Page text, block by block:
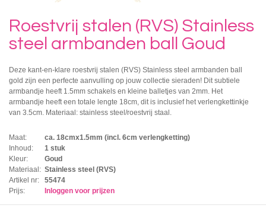
Roestvrij stalen (RVS) Stainless
steel armbanden ball Goud
Deze kant-en-klare roestvrij stalen (RVS) Stainless steel armbanden ball
gold zijn een perfecte aanvulling op jouw collectie sieraden! Dit subtiele
armbandje heeft 1.5mm schakels en kleine balletjes van 2mm. Het
armbandje heeft een totale lengte 18cm, dit is inclusief het verlengkettinkje
van 3.5cm. Materiaal: stainless steel/roestvrij staal.
Maat:
ca. 18cmx1.5mm (incl. 6cm verlengketting)
Inhoud:
1 stuk
Kleur:
Goud
Materiaal: Stainless steel (RVS)
Artikel nr:
55474
Prijs:
Inloggen voor prijzen